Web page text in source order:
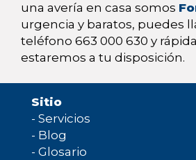
una avería en casa somos
urgencia y baratos, puedes
teléfono 663 000 630 y
estaremos a tu disposición.
Sitio
- Servicios
- Blog
- Glosario